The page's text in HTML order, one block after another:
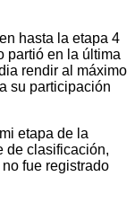
hasta la etapa 4
partió en la última
rendir al máximo
su participación
etapa de la
de clasificación,
fue registrado